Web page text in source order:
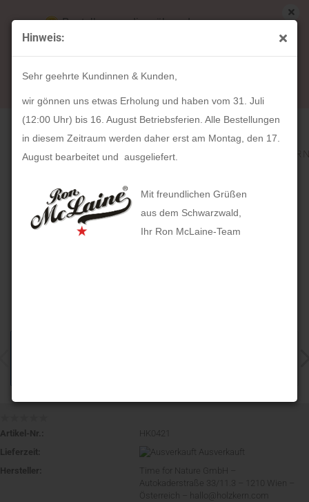
Hinweis:
Sehr geehrte Kundinnen & Kunden,
wir gönnen uns etwas Erholung und haben vom 31. Juli
(12:00 Uhr) bis 16. August Betriebsferien. Alle Bestellungen
in diesem Zeitraum werden daher erst am Montag, den 17.
August bearbeitet und ausgeliefert.
Mit freundlichen Grüßen
aus dem Schwarzwald,
Ihr Ron McLaine-Team
Bestellungen die während unserer
Betriebsferien (31. Juli ab 12:00 Uhr bis 16.
August) aufgegeben werden, werden ab Montag,
17. August bearbeitet und versendet.
« Erster « zurück weiter »
Letzter »
Artikel in dieser Kategorie
HOLZKERN Der Minimalist (40mm)
Artikel-Nr.:
HK0421
Lieferzeit:
Ausverkauft
Hersteller:
Time for Nature GmbH –
Autokaderstraße 33/11.3 – 1210 Wien –
Österreich – hallo@holzkern.com